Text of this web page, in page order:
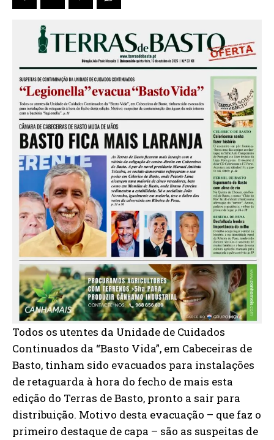
Todos os utentes da Unidade de Cuidados
Continuados da “Basto Vida”, em Cabeceiras de
Basto, tinham sido evacuados para instalações
de retaguarda à hora do fecho de mais esta
edição do Terras de Basto, pronto a sair para
distribuição. Motivo desta evacuação – que faz o
primeiro destaque de capa – são as suspeitas de